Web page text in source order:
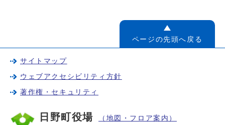
ページの先頭へ戻る
サイトマップ
ウェブアクセシビリティ方針
著作権・セキュリティ
日野町役場 （地図・フロア案内）